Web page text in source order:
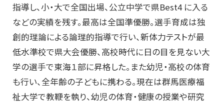
指導し、小・大で全国出場、公立中学で県Best4 に入る
などの実績を残す。最高は全国準優勝。選手育成は独
創的理論による論理的指導で行い、新体力テストが最
低水準校で県大会優勝、高校時代に日の目を見ない大
学の選手で東海１部に昇格した。また幼児・高校の体育
も行い、全年齢の子どもに携わる。現在は群馬医療福
祉大学で教鞭を執り、幼児の体育・健康の授業や研究